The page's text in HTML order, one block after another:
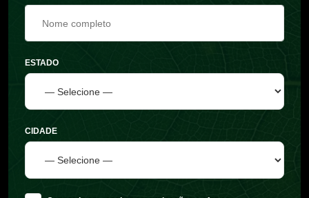
ESTADO
CIDADE